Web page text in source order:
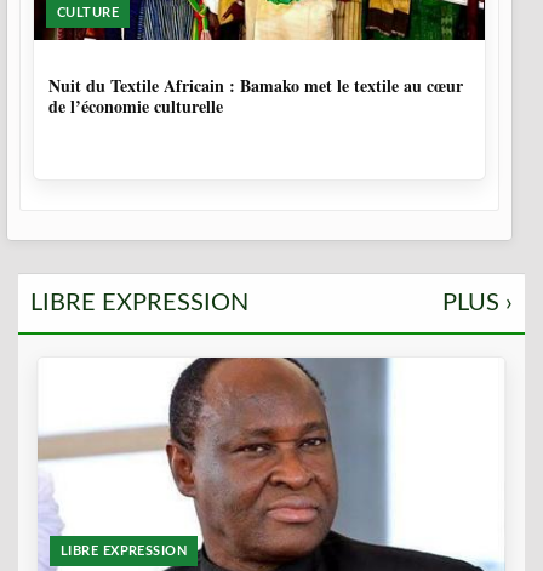
CULTURE
Nuit du Textile Africain : Bamako met le textile au cœur
de l’économie culturelle
LIBRE EXPRESSION PLUS ›
LIBRE EXPRESSION